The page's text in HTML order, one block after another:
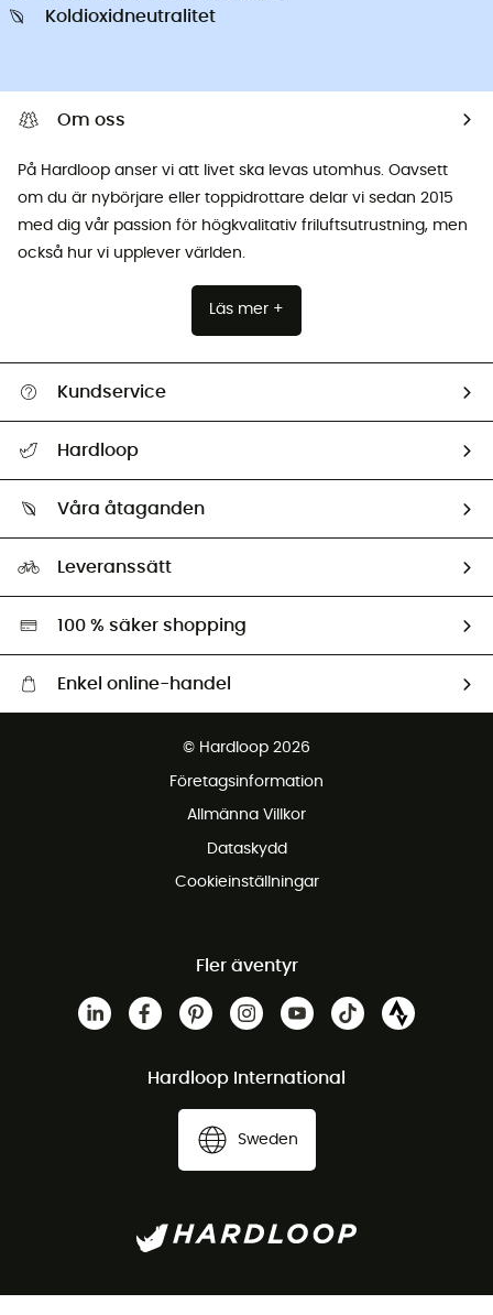
Koldioxidneutralitet
Om oss
På Hardloop anser vi att livet ska levas utomhus. Oavsett
om du är nybörjare eller toppidrottare delar vi sedan 2015
med dig vår passion för högkvalitativ friluftsutrustning, men
också hur vi upplever världen.
Läs mer +
Kundservice
Retur & återbetalning
Hardloop
Ambassadörer
Våra åtaganden
Miljöanpassat urval
Leveranssätt
100 % säker shopping
Enkel online-handel
Gratis retur inom 100 dagar
© Hardloop 2026
Företagsinformation
Allmänna Villkor
Dataskydd
Cookieinställningar
Fler äventyr
Hardloop International
Sweden